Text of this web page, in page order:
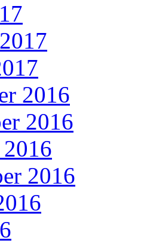
2016
2016
2016